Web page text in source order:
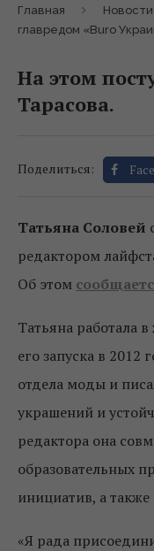
Главная Новости
главредом «Buro
На этом
Тарасова.
Поделиться:
Татьяна Соловей
редактором
Об этом
Татьяна работала
его запуска в 2012
отдела моды и
украшений и
редактора она
образовательных
инициатив, а также
«Я рада